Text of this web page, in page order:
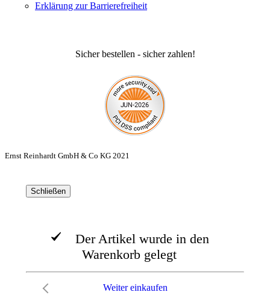
Erklärung zur Barrierefreiheit
Sicher bestellen - sicher zahlen!
Ernst Reinhardt GmbH & Co KG 2021
Schließen
Der Artikel wurde in den
Warenkorb gelegt
Weiter einkaufen